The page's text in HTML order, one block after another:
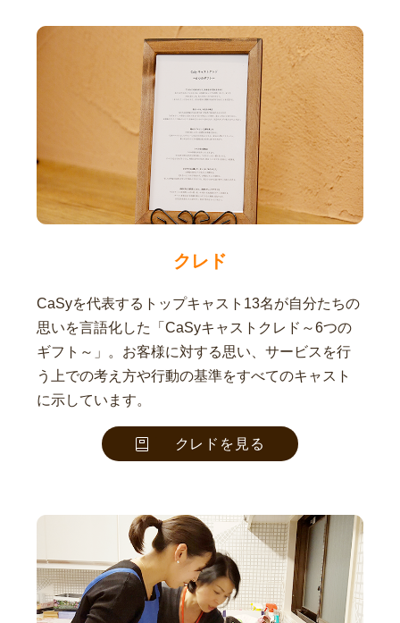
クレド
CaSyを代表するトップキャスト13名が自分たちの
思いを言語化した「CaSyキャストクレド～6つの
ギフト～」。お客様に対する思い、サービスを行
う上での考え方や行動の基準をすべてのキャスト
に示しています。
クレドを見る